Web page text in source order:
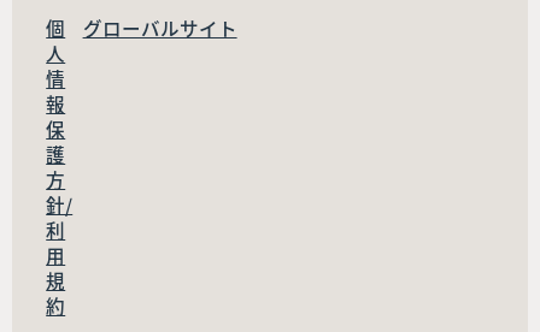
個
人
情
報
保
護
方
針/
利
用
規
約
グローバルサイト